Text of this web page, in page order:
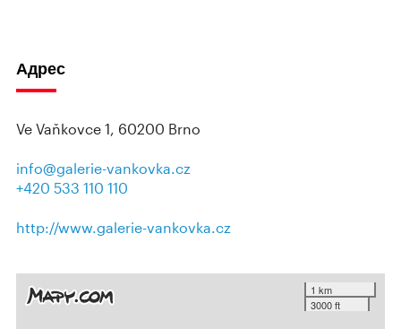
Адрес
Ve Vaňkovce 1, 60200 Brno
info@galerie-vankovka.cz
+420 533 110 110
http://www.galerie-vankovka.cz
1 km
3000 ft